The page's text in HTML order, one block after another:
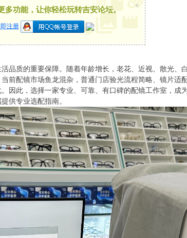
多功能，让你轻松玩转吉安论坛。
注册
×
质的重要保障。随着年龄增长，老花、近视、散光、
前配镜市场鱼龙混杂，普通门店验光流程简略、镜片适
因此，选择一家专业、可靠、有口碑的配镜工作室，成
供专业选配指南。